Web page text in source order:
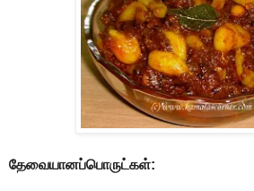
தேவையானப்பொருட்கள்: